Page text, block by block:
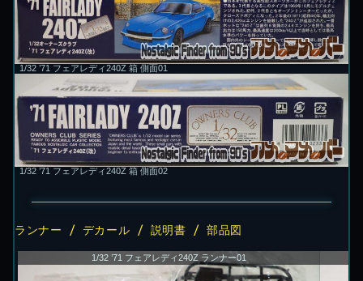
1/32 ’71 フェアレディ240Z 箱 側面01
1/32 ’71 フェアレディ240Z 箱 側面02
ランナー / デカール / 説明書 / 部品図
1/32 ’71 フェアレディ240Z ランナー01